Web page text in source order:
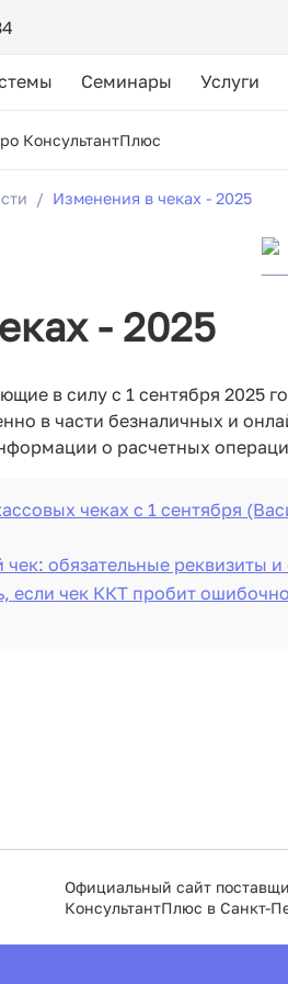
Семинары Услуги
КонсультантПлюс
Изменения в чеках - 2025
- 2025
в силу с 1 сентября 2025
в части безналичных и
о расчетных
чеках с 1 сентября
обязательные реквизиты
если чек ККТ пробит ошибочно
Официальный сайт
КонсультантПлюс в Санкт-